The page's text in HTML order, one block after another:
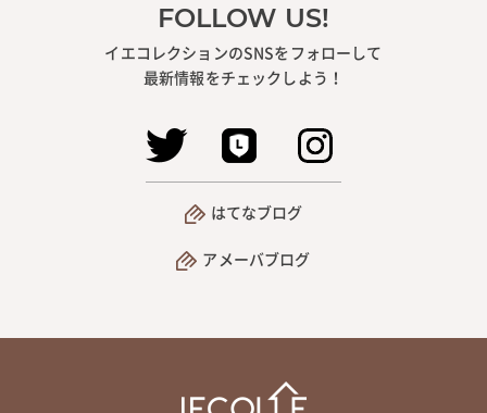
FOLLOW US!
イエコレクションのSNSをフォローして
最新情報をチェックしよう！
はてなブログ
アメーバブログ